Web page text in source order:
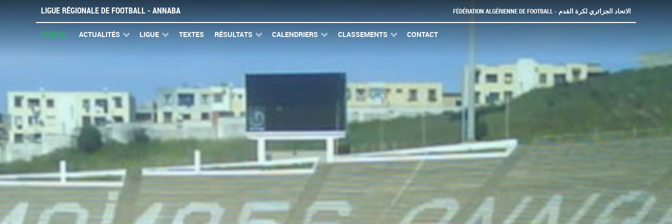
LIGUE RÉGIONALE DE FOOTBALL - ANNABA FÉDÉRATION ALGÉRIENNE DE FOOTBALL - الاتحاد الجزائري لكرة القدم
ACCUEIL ACTUALITÉS LIGUE TEXTES RÉSULTATS CALENDRIERS CLASSEMENTS CONTACT